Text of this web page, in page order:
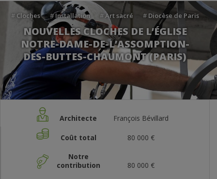
#Cloches #Installation #Art sacré #Diocèse de Paris
NOUVELLES CLOCHES DE L’ÉGLISE
NOTRE-DAME-DE-L’ASSOMPTION-
DES-BUTTES-CHAUMONT (PARIS)
Architecte François Bévillard
Coût total 80 000 €
Notre
contribution
80 000 €